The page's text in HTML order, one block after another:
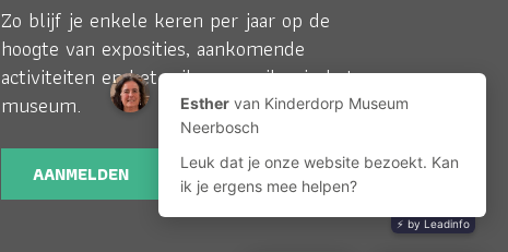
Zo blijf je enkele keren per jaar op de
hoogte van exposities, aankomende
activiteiten en het reilen en zeilen in het
museum.
AANMELDEN